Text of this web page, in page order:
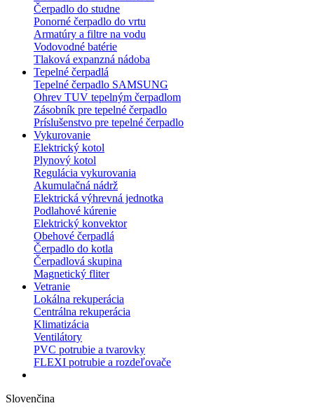
Čerpadlo do studne
Ponorné čerpadlo do vrtu
Armatúry a filtre na vodu
Vodovodné batérie
Tlaková expanzná nádoba
Tepelné čerpadlá
Tepelné čerpadlo SAMSUNG
Ohrev TUV tepelným čerpadlom
Zásobník pre tepelné čerpadlo
Príslušenstvo pre tepelné čerpadlo
Vykurovanie
Elektrický kotol
Plynový kotol
Regulácia vykurovania
Akumulačná nádrž
Elektrická výhrevná jednotka
Podlahové kúrenie
Elektrický konvektor
Obehové čerpadlá
Čerpadlo do kotla
Čerpadlová skupina
Magnetický fliter
Vetranie
Lokálna rekuperácia
Centrálna rekuperácia
Klimatizácia
Ventilátory
PVC potrubie a tvarovky
FLEXI potrubie a rozdeľovače
Slovenčina